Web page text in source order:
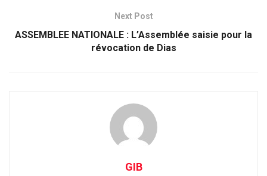
Next Post
ASSEMBLEE NATIONALE : L’Assemblée saisie pour la
révocation de Dias
GIB